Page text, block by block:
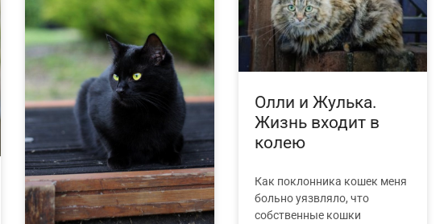
Олли и Жулька.
Жизнь входит в
колею
Как поклонника кошек меня
больно уязвляло, что
собственные кошки